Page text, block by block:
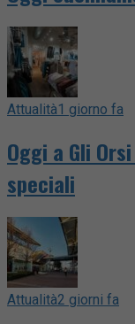
Attualità1 giorno fa
Oggi a Gli
speciali
Attualità2 giorni fa